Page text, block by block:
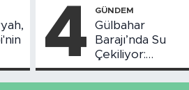
4 GÜNDEM
Gülbahar
Barajı’nda Su
Çekiliyor:
Piknikçi Sayısı
Azaldı